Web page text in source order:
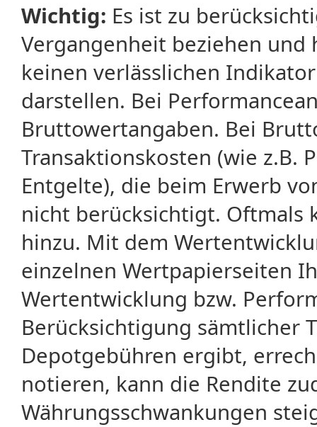
Wichtig: Es ist zu
Vergangenheit beziehen
keinen verlässlichen
darstellen. Bei
Bruttowertangaben. Bei
Transaktionskosten (wie z.B.
Entgelte), die beim Erwerb
nicht berücksichtigt. Oftmals
hinzu. Mit dem
einzelnen Wertpapierseiten
Wertentwicklung bzw.
Berücksichtigung sämtlicher
Depotgebühren ergibt,
notieren, kann die Rendite
Währungsschwankungen